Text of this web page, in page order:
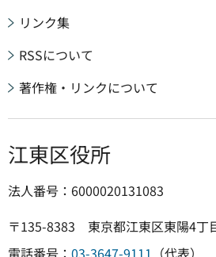
リンク集
RSSについて
著作権・リンクについて
江東区役所
法人番号：6000020131083
〒135-8383 東京都江東区東陽4丁
電話番号： 03-3647-9111 （代表）